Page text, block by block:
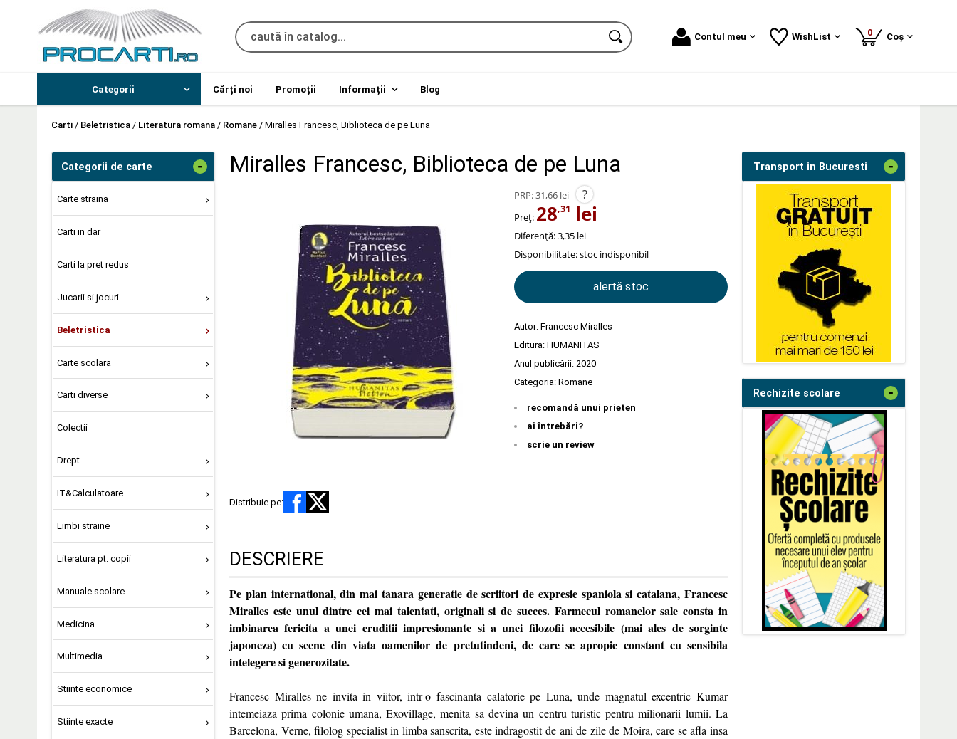
Contul meu WishList 0produse
Coș
Categorii Cărți noi Promoții Informații Blog
Carti / Beletristica / Literatura romana / Romane / Miralles Francesc, Biblioteca de pe Luna
Categorii de carte -
Carte straina
Carti in dar
Carti la pret redus
Jucarii si jocuri
Beletristica
Carte scolara
Carti diverse
Colectii
Drept
IT&Calculatoare
Limbi straine
Literatura pt. copii
Manuale scolare
Medicina
Multimedia
Stiinte economice
Stiinte exacte
Miralles Francesc, Biblioteca de pe Luna
PRP:31,66 lei ?
Preț: 28,31 lei
Diferență: 3,35 lei
Disponibilitate:stoc indisponibil
alertă stoc
Autor: Francesc Miralles
Editura: HUMANITAS
Anul publicării: 2020
Categoria: Romane
recomandă unui prieten
ai întrebări?
scrie un review
Distribuie pe:
DESCRIERE
Pe plan international, din mai tanara generatie de scriitori de expresie spaniola si catalana, Francesc
Miralles este unul dintre cei mai talentati, originali si de succes. Farmecul romanelor sale consta in
imbinarea fericita a unei eruditii impresionante si a unei filozofii accesibile (mai ales de sorginte
japoneza) cu scene din viata oamenilor de pretutindeni, de care se apropie constant cu sensibila
intelegere si generozitate.
Francesc Miralles ne invita in viitor, intr-o fascinanta calatorie pe Luna, unde magnatul excentric Kumar
intemeiaza prima colonie umana, Exovillage, menita sa devina un centru turistic pentru milionarii lumii. La
Barcelona, Verne, filolog specialist in limba sanscrita, este indragostit de ani de zile de Moira, care se afla insa
Transport in Bucuresti -
Rechizite scolare -